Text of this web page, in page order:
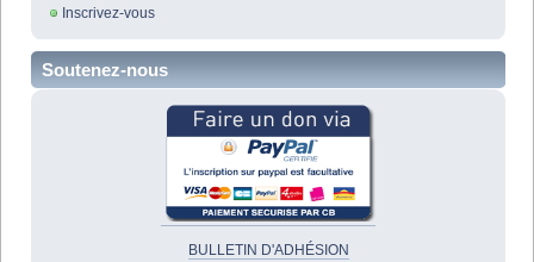
Inscrivez-vous
Soutenez-nous
BULLETIN D'ADHÉSION